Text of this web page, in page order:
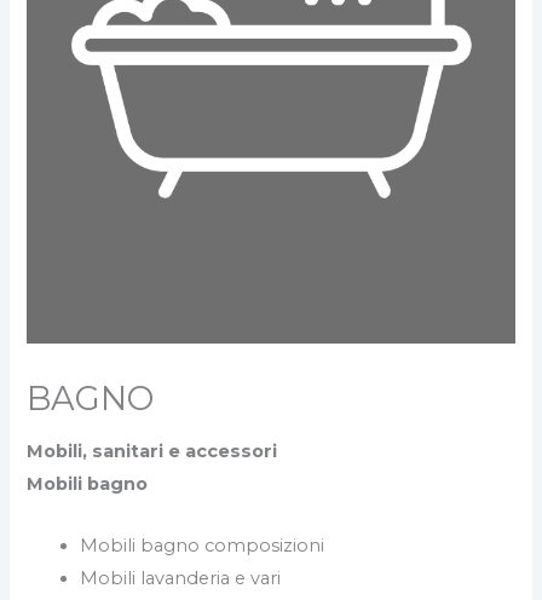
BAGNO
Mobili, sanitari e accessori
Mobili bagno
Mobili bagno composizioni
Mobili lavanderia e vari